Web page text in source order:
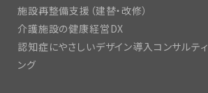
施設再整備支援（建替・改修）
介護施設の健康経営DX
認知症にやさしいデザイン導入コンサルティ
ング